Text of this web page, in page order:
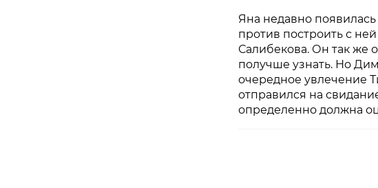
Яна недавно
против построить с
Салибекова. Он так же
получше узнать. Но
очередное увлечение
отправился на
определенно должна